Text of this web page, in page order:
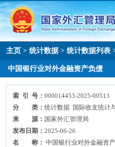
主页 >统计数据 >统计数据列表
中国银行业对外金融资产负债
索 引 号：000014453-2025-00513
分 类：统计数据 国际收支统计
来 源： 国家外汇管理局
发布日期：2025-06-26
名 称： 中国银行业对外金融资